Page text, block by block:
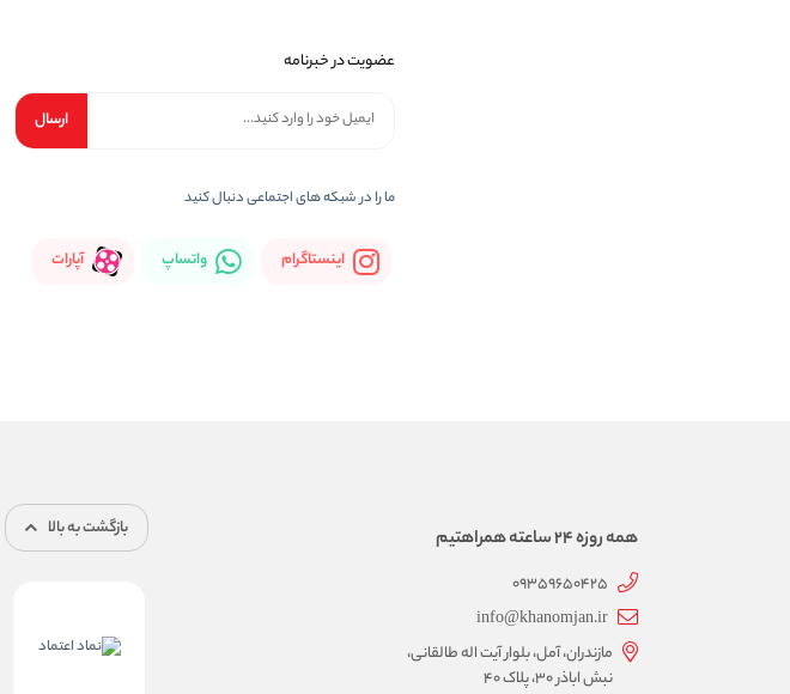
عضویت در خبرنامه
ارسال
ما را در شبکه های اجتماعی دنبال کنید
اینستاگرام واتساپ آپارات
همه روزه 24 ساعته همراهتیم
09359650425
info@khanomjan.ir
مازندران، آمل، بلوار آیت اله طالقانی،
نبش اباذر 30، پلاک 40
بازگشت به بالا